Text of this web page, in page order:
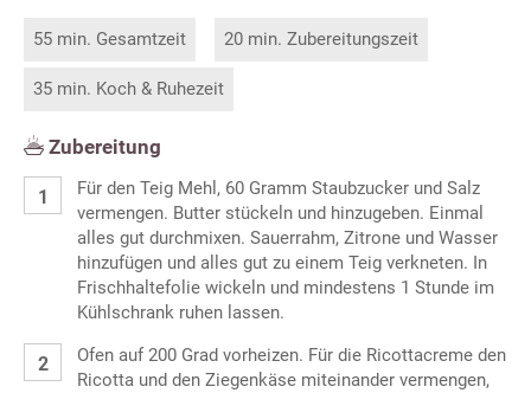
55 min. Gesamtzeit 20 min. Zubereitungszeit
35 min. Koch & Ruhezeit
Zubereitung
Für den Teig Mehl, 60 Gramm Staubzucker und Salz
vermengen. Butter stückeln und hinzugeben. Einmal
alles gut durchmixen. Sauerrahm, Zitrone und Wasser
hinzufügen und alles gut zu einem Teig verkneten. In
Frischhaltefolie wickeln und mindestens 1 Stunde im
Kühlschrank ruhen lassen.
Ofen auf 200 Grad vorheizen. Für die Ricottacreme den
Ricotta und den Ziegenkäse miteinander vermengen,